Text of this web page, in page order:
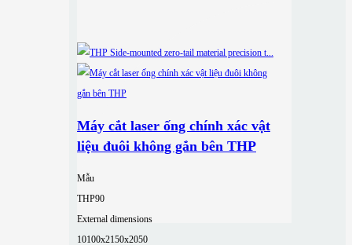
Máy cắt laser ống chính xác vật
liệu đuôi không gắn bên THP
Mẫu
THP90
External dimensions
10100x2150x2050